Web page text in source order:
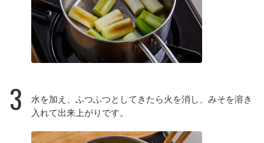
3
水を加え、ふつふつとしてきたら火を消し、みそを溶き
入れて出来上がりです。